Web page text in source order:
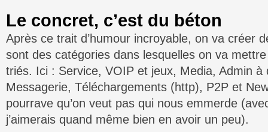
Le concret, c’est du béton
Après ce trait d’humour incroyable, on va créer
sont des catégories dans lesquelles on va
triés. Ici : Service, VOIP et jeux, Media, Admin à
Messagerie, Téléchargements (http), P2P et
pourrave qu’on veut pas qui nous emmerde
j’aimerais quand même bien en avoir un peu).